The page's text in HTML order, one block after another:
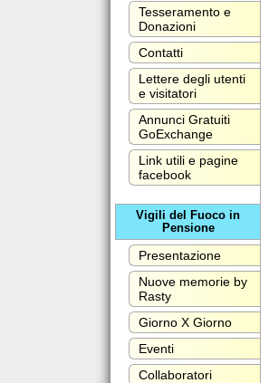
Tesseramento e
Donazioni
Contatti
Lettere degli utenti
e visitatori
Annunci Gratuiti
GoExchange
Link utili e pagine
facebook
Vigili del Fuoco in
Pensione
Presentazione
Nuove memorie by
Rasty
Giorno X Giorno
Eventi
Collaboratori